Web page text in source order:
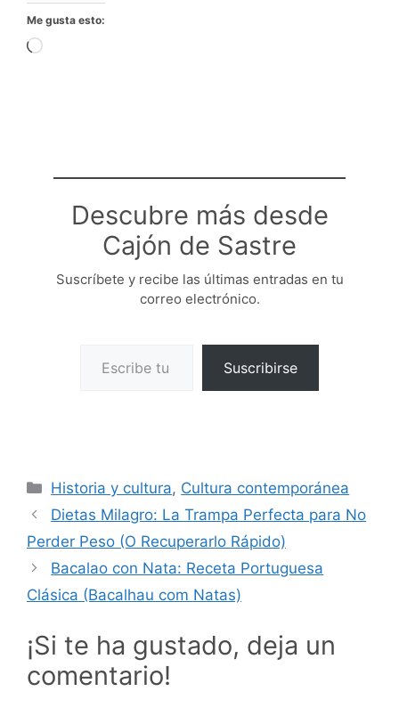
Me gusta esto:
Cargando...
Descubre más desde
Cajón de Sastre
Suscríbete y recibe las últimas entradas en tu
correo electrónico.
Suscribirse
Categorías
Historia y cultura, Cultura contemporánea
Dietas Milagro: La Trampa Perfecta para No
Perder Peso (O Recuperarlo Rápido)
Bacalao con Nata: Receta Portuguesa
Clásica (Bacalhau com Natas)
¡Si te ha gustado, deja un
comentario!